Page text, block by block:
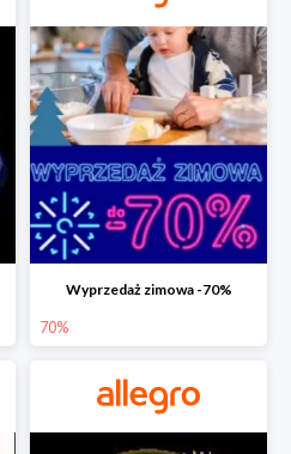
Wyprzedaż zimowa -70%
70%